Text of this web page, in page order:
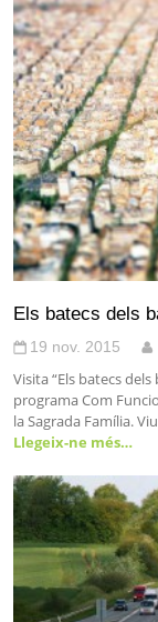
Els batecs dels
19 nov. 2015
Visita “Els batecs dels
programa Com
la Sagrada Família.
Llegeix-ne més…